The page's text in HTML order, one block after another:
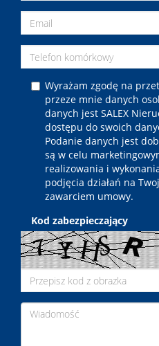
Wyrażam zgodę na
przeze mnie danych
danych jest SALEX
dostępu do swoich
Podanie danych jest
są w celu
realizowania i
podjęcia działań na
zawarciem umowy.
Kod zabezpieczający